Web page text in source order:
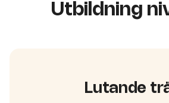
Utbildning
Lutande